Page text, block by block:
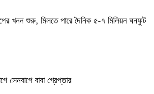
খনন শুরু, মিলতে পারে দৈনিক ৫-৭ মিলিয়ন ঘনফুট
সেনবাগে বাবা গ্রেপ্তার